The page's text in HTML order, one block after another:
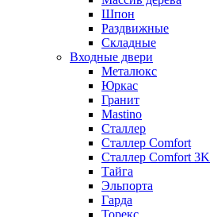
Шпон
Раздвижные
Складные
Входные двери
Металюкс
Юркас
Гранит
Mastino
Сталлер
Сталлер Comfort
Сталлер Comfort 3K
Тайга
Эльпорта
Гарда
Торекс